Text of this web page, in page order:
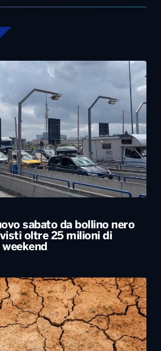
sabato da bollino nero
oltre 25 milioni di